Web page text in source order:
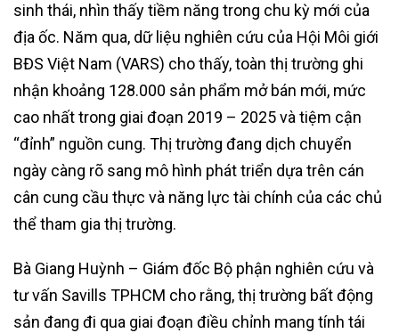
sinh thái, nhìn thấy tiềm năng trong chu kỳ mới của
địa ốc. Năm qua, dữ liệu nghiên cứu của Hội Môi giới
BĐS Việt Nam (VARS) cho thấy, toàn thị trường ghi
nhận khoảng 128.000 sản phẩm mở bán mới, mức
cao nhất trong giai đoạn 2019 – 2025 và tiệm cận
“đỉnh” nguồn cung. Thị trường đang dịch chuyển
ngày càng rõ sang mô hình phát triển dựa trên cán
cân cung cầu thực và năng lực tài chính của các chủ
thể tham gia thị trường.
Bà Giang Huỳnh – Giám đốc Bộ phận nghiên cứu và
tư vấn Savills TPHCM cho rằng, thị trường bất động
sản đang đi qua giai đoạn điều chỉnh mang tính tái